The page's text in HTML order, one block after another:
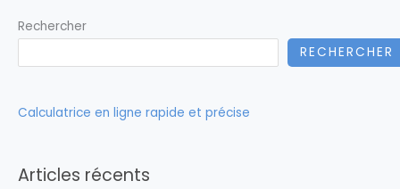
Rechercher
RECHERCHER
Calculatrice en ligne rapide et précise
Articles récents